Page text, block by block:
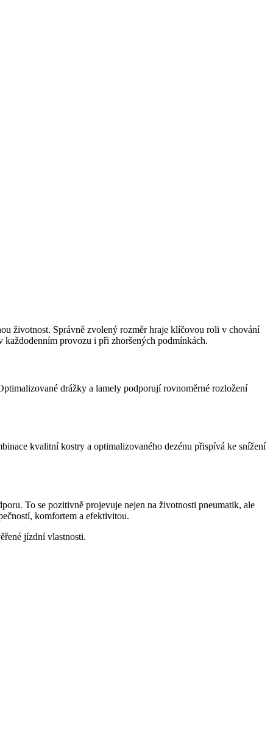
životnost. Správně zvolený rozměr hraje klíčovou roli v chování
provozu i při zhoršených podmínkách.
drážky a lamely podporují rovnoměrné rozložení
kvalitní kostry a optimalizovaného dezénu přispívá ke snížení
To se pozitivně projevuje nejen na životnosti pneumatik, ale
komfortem a efektivitou.
jízdní vlastnosti.